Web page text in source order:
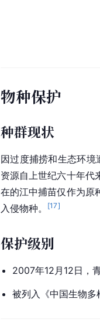
物种保护
种群现状
因过度捕捞和生态环境
资源自上世纪六十年代
在的江中捕苗仅作为原
入侵物种。
[17]
保护级别
2007年12月12日，
被列入《中国生物